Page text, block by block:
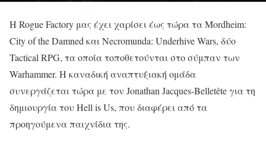
Η Rogue Factory μας έχει χαρίσει έως τώρα τα Mordheim:
City of the Damned και Necromunda: Underhive Wars, δύο
Tactical RPG, τα οποία τοποθετούνται στο σύμπαν των
Warhammer. Η καναδική αναπτυξιακή ομάδα
συνεργάζεται τώρα με τον Jonathan Jacques-Belletête για τη
δημιουργία του Hell is Us, που διαφέρει από τα
προηγούμενα παιχνίδια της.